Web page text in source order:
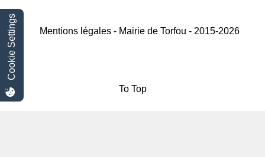
Mentions légales - Mairie de Torfou - 2015-2026
To Top
Cookie Settings